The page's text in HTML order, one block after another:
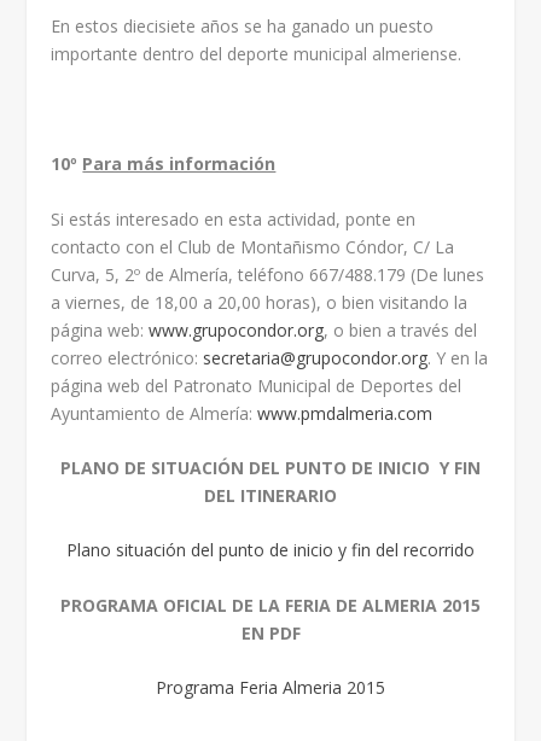
En estos diecisiete años se ha ganado un puesto
importante dentro del deporte municipal almeriense.
10º Para más información
Si estás interesado en esta actividad, ponte en
contacto con el Club de Montañismo Cóndor, C/ La
Curva, 5, 2º de Almería, teléfono 667/488.179 (De lunes
a viernes, de 18,00 a 20,00 horas), o bien visitando la
página web:www.grupocondor.org, o bien a través del
correo electrónico: secretaria@grupocondor.org. Y en la
página web del Patronato Municipal de Deportes del
Ayuntamiento de Almería:www.pmdalmeria.com
PLANO DE SITUACIÓN DEL PUNTO DE INICIO Y FIN
DEL ITINERARIO
Plano situación del punto de inicio y fin del recorrido
PROGRAMA OFICIAL DE LA FERIA DE ALMERIA 2015
EN PDF
Programa Feria Almeria 2015